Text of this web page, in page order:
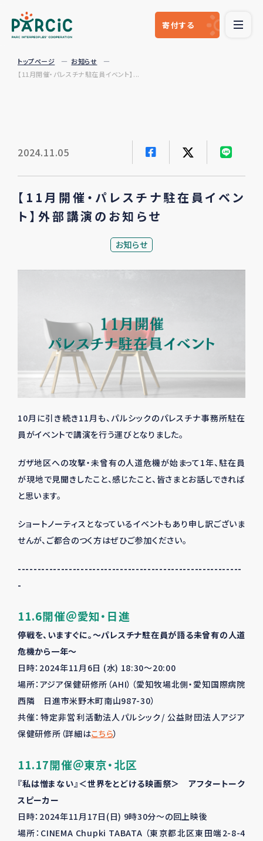
寄付する
トップページ
お知らせ
【11月開催・パレスチナ駐在員イベント】...
2024.11.05
【11月開催・パレスチナ駐在員イベン
ト】外部講演のお知らせ
お知らせ
10月に引き続き11月も、パルシックのパレスチナ事務所駐在
員がイベントで講演を行う運びとなりました。
ガザ地区への攻撃・未曾有の人道危機が始まって1年、駐在員
が現地で見聞きしたこと、感じたこと、皆さまとお話しできれば
と思います。
ショートノーティスとなっているイベントもあり申し訳ございま
せんが、ご都合のつく方はぜひご参加ください。
---------------------------------------------------------
-
11.6開催＠愛知・日進
停戦を、いますぐに。～パレスチナ駐在員が語る未曾有の人道
危機から一年～
日時： 2024年11月6日 (水) 18:30～20:00
場所：アジア保健研修所（AHI）（愛知牧場北側・愛知国際病院
西隣 日進市米野木町南山987-30）
共催：特定非営利活動法人パルシック/ 公益財団法人アジア
保健研修所 （詳細はこちら）
11.17開催＠東京・北区
『私は憎まない』＜世界をとどける映画祭＞ アフタートーク
スピーカー
日時： 2024年11月17日(日) 9時30分〜の回上映後
場所：CINEMA Chupki TABATA （東京都北区東田端2-8-4